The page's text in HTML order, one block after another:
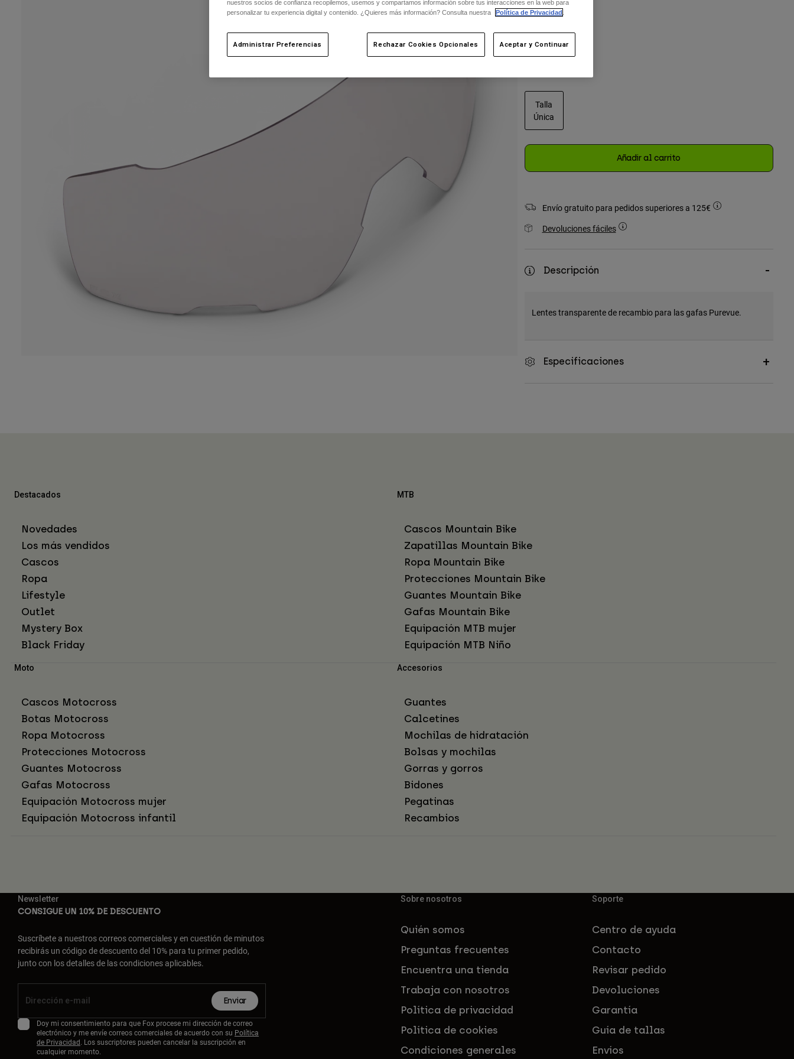
Color -Claro
Talla
Única
Añadir al carrito
Envío gratuito para pedidos superiores a 125€
Devoluciones fáciles
Descripción
Lentes transparente de recambio para las gafas Purevue.
Especificaciones
Destacados
Novedades
Los más vendidos
Cascos
Ropa
Lifestyle
Outlet
Mystery Box
Black Friday
MTB
Cascos Mountain Bike
Zapatillas Mountain Bike
Ropa Mountain Bike
Protecciones Mountain Bike
Guantes Mountain Bike
Gafas Mountain Bike
Equipación MTB mujer
Equipación MTB Niño
Moto
Cascos Motocross
Botas Motocross
Ropa Motocross
Protecciones Motocross
Guantes Motocross
Gafas Motocross
Equipación Motocross mujer
Equipación Motocross infantil
Accesorios
Guantes
Calcetines
Mochilas de hidratación
Bolsas y mochilas
Gorras y gorros
Bidones
Pegatinas
Recambios
Newsletter
CONSIGUE UN 10% DE DESCUENTO
Suscríbete a nuestros correos comerciales y en cuestión de minutos
recibirás un código de descuento del 10% para tu primer pedido,
junto con los detalles de las condiciones aplicables.
Enviar
Doy mi consentimiento para que Fox procese mi dirección de correo
electrónico y me envíe correos comerciales de acuerdo con su Política
de Privacidad. Los suscriptores pueden cancelar la suscripción en
cualquier momento.
Sobre nosotros
Quién somos
Preguntas frecuentes
Encuentra una tienda
Trabaja con nosotros
Política de privacidad
Política de cookies
Condiciones generales
Soporte
Centro de ayuda
Contacto
Revisar pedido
Devoluciones
Garantía
Guía de tallas
Envíos
nuestros socios de confianza recopilemos, usemos y compartamos información sobre tus interacciones en la web para
personalizar tu experiencia digital y contenido. ¿Quieres más información? Consulta nuestra
Política de Privacidad
Administrar Preferencias Rechazar Cookies Opcionales Aceptar y Continuar